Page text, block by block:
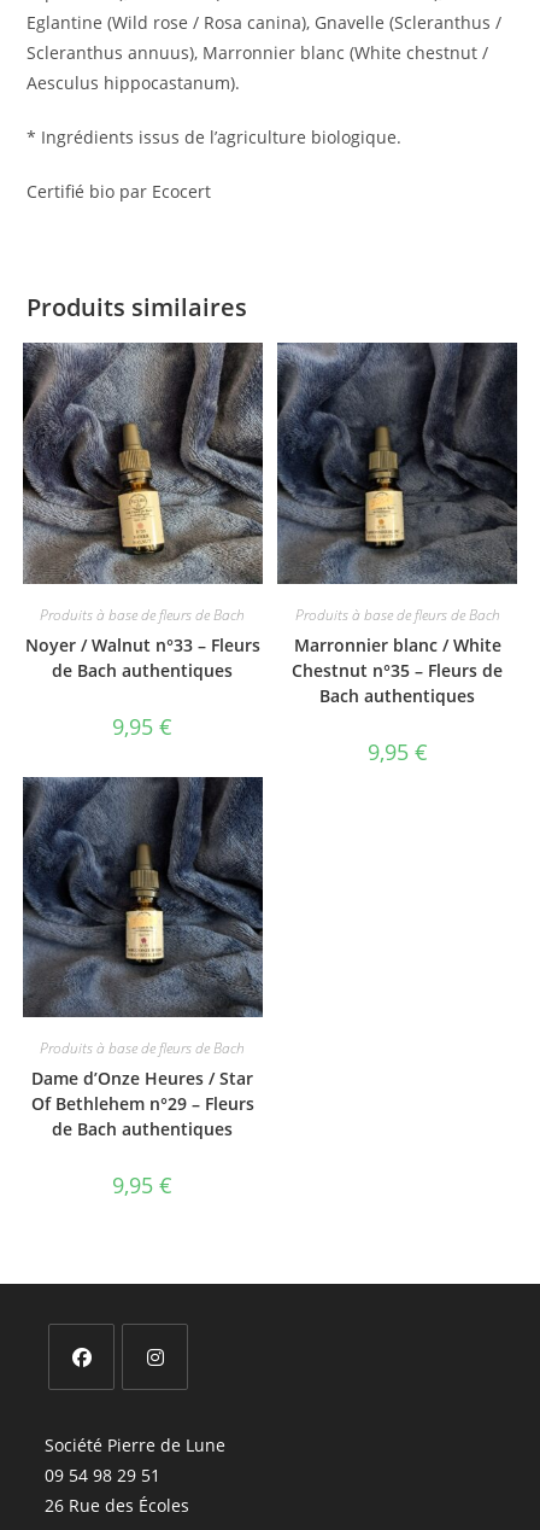
Eglantine (Wild rose / Rosa canina), Gnavelle (Scleranthus /
Scleranthus annuus), Marronnier blanc (White chestnut /
Aesculus hippocastanum).
* Ingrédients issus de l’agriculture biologique.
Certifié bio par Ecocert
Produits similaires
Produits à base de fleurs de Bach
Noyer / Walnut n°33 – Fleurs
de Bach authentiques
9,95€
Produits à base de fleurs de Bach
Marronnier blanc / White
Chestnut n°35 – Fleurs de
Bach authentiques
9,95 €
Produits à base de fleurs de Bach
Dame d’Onze Heures / Star
Of Bethlehem n°29 – Fleurs
de Bach authentiques
9,95€
dans
nouvel
Société Pierre de Lune
09 54 98 29 51
26 Rue des Écoles